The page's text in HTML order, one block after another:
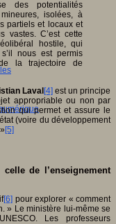
des potentialités
isolées, à
partiels et locaux et
vastes. C’est cette
hostile, qui
nous est permis
la trajectoire de
Laval [4] est un principe
appropriable ou non par
qui permet et assure le
(voire du développement
[5]
de l’enseignement
[6] pour explorer « comment
» Le ministère lui-même se
Les professeurs